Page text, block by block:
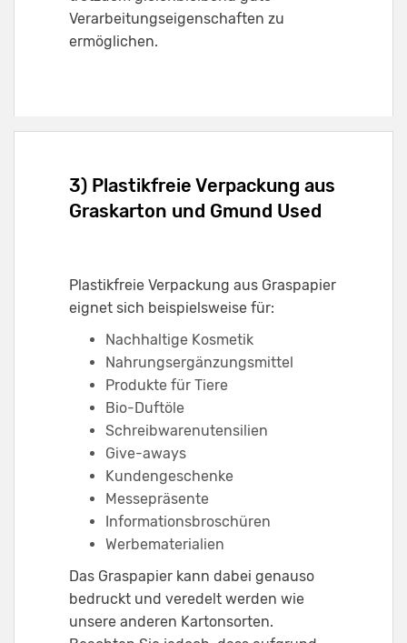
Verarbeitungseigenschaften zu
ermöglichen.
3) Plastikfreie Verpackung aus
Graskarton und Gmund Used
Plastikfreie Verpackung aus Graspapier
eignet sich beispielsweise für:
Nachhaltige Kosmetik
Nahrungsergänzungsmittel
Produkte für Tiere
Bio-Duftöle
Schreibwarenutensilien
Give-aways
Kundengeschenke
Messepräsente
Informationsbroschüren
Werbematerialien
Das Graspapier kann dabei genauso
bedruckt und veredelt werden wie
unsere anderen Kartonsorten.